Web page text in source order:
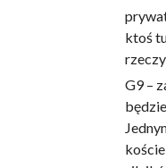
ktoś
G9 –